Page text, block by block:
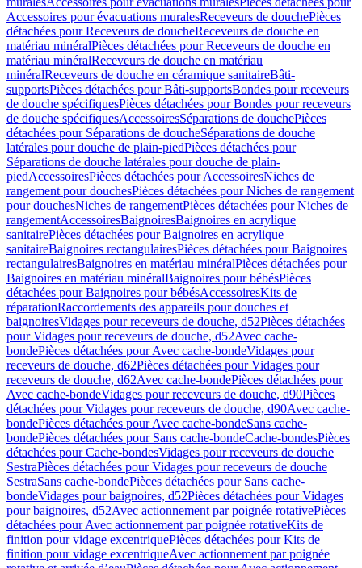
Accessoires pour évacuations muralesReceveurs de douchePièces
détachées pour Receveurs de doucheReceveurs de douche en
matériau minéralPièces détachées pour Receveurs de douche en
matériau minéralReceveurs de douche en matériau
minéralReceveurs de douche en céramique sanitaireBâti-
supportsPièces détachées pour Bâti-supportsBondes pour receveurs
de douche spécifiquesPièces détachées pour Bondes pour receveurs
de douche spécifiquesAccessoiresSéparations de douchePièces
détachées pour Séparations de doucheSéparations de douche
latérales pour douche de plain-piedPièces détachées pour
Séparations de douche latérales pour douche de plain-
piedAccessoiresPièces détachées pour AccessoiresNiches de
rangement pour douchesPièces détachées pour Niches de rangement
pour douchesNiches de rangementPièces détachées pour Niches de
rangementAccessoiresBaignoiresBaignoires en acrylique
sanitairePièces détachées pour Baignoires en acrylique
sanitaireBaignoires rectangulairesPièces détachées pour Baignoires
rectangulairesBaignoires en matériau minéralPièces détachées pour
Baignoires en matériau minéralBaignoires pour bébésPièces
détachées pour Baignoires pour bébésAccessoiresKits de
réparationRaccordements des appareils pour douches et
baignoiresVidages pour receveurs de douche, d52Pièces détachées
pour Vidages pour receveurs de douche, d52Avec cache-
bondePièces détachées pour Avec cache-bondeVidages pour
receveurs de douche, d62Pièces détachées pour Vidages pour
receveurs de douche, d62Avec cache-bondePièces détachées pour
Avec cache-bondeVidages pour receveurs de douche, d90Pièces
détachées pour Vidages pour receveurs de douche, d90Avec cache-
bondePièces détachées pour Avec cache-bondeSans cache-
bondePièces détachées pour Sans cache-bondeCache-bondesPièces
détachées pour Cache-bondesVidages pour receveurs de douche
SestraPièces détachées pour Vidages pour receveurs de douche
SestraSans cache-bondePièces détachées pour Sans cache-
bondeVidages pour baignoires, d52Pièces détachées pour Vidages
pour baignoires, d52Avec actionnement par poignée rotativePièces
détachées pour Avec actionnement par poignée rotativeKits de
finition pour vidage excentriquePièces détachées pour Kits de
finition pour vidage excentriqueAvec actionnement par poignée